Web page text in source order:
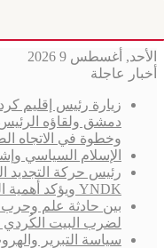
الأحد, أغسطس 9 2026
أخبار عاجلة
زيارة رئيس إقليم
دمشق ولقاؤه
وخطوة في الاتجاه
الإسلام السياسي
رئيس حركة التجديد
YNDK ويؤكد أهمية الحوار والوحدة الكُردستانية
بين حادثة علم وحرب
لضرب البيت الكُردي
سياسة التبرير